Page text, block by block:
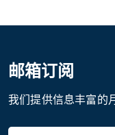
邮箱订阅
我们提供信息丰富的